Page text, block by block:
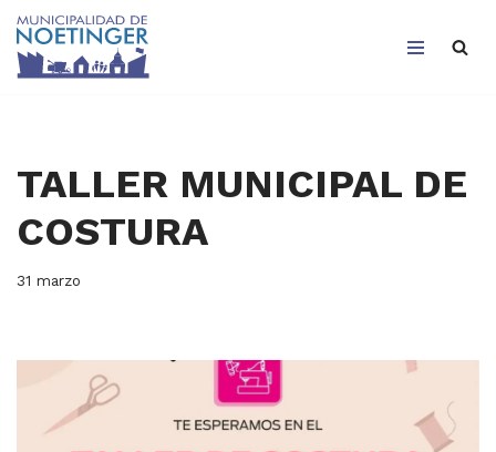
Saltar
TALLER MUNICIPAL DE
COSTURA
31 marzo